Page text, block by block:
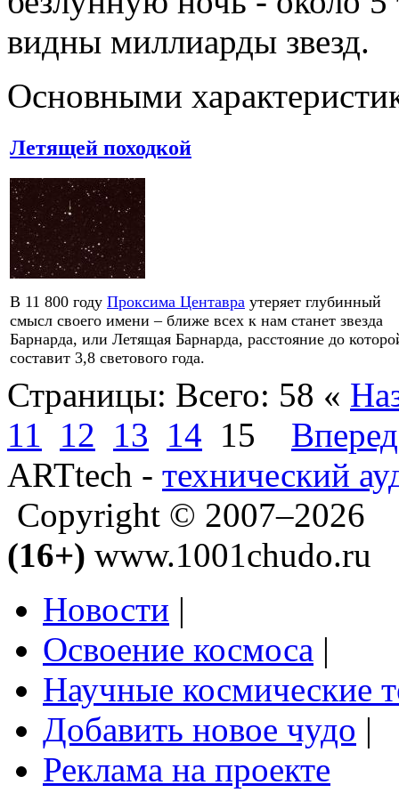
видны миллиарды звезд.
Основными
Летящей походкой
В 11 800 году Проксима Центавра утеряет глубинный
смысл своего имени – ближе всех к нам станет звезда
Барнарда, или Летящая Барнарда, расстояние до
составит 3,8 светового года.
Страницы: Всего: 58 «
11
12 13 14 15 Вперед
ARTtech - технический
Copyright © 2007–2026
(16+) www.1001chudo.ru
Новости |
Освоение космоса |
Научные космические
Добавить новое чудо |
Реклама на проекте